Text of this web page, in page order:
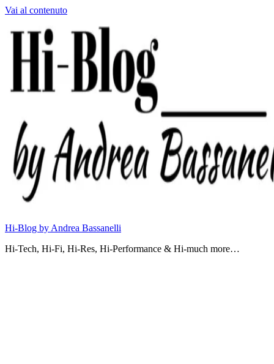
Vai al contenuto
Hi-Blog by Andrea Bassanelli
Hi-Tech, Hi-Fi, Hi-Res, Hi-Performance & Hi-much more…